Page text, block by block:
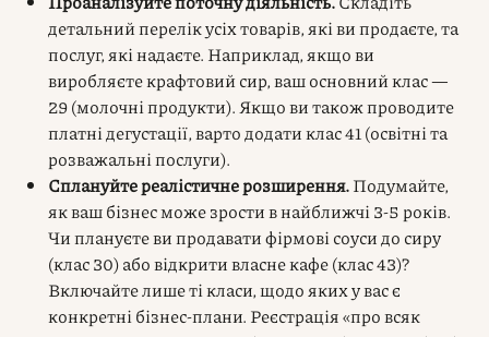
детальний перелік усіх товарів, які ви продаєте, та
послуг, які надаєте. Наприклад, якщо ви
виробляєте крафтовий сир, ваш основний клас —
29 (молочні продукти). Якщо ви також проводите
платні дегустації, варто додати клас 41 (освітні та
розважальні послуги).
Сплануйте реалістичне розширення.Подумайте,
як ваш бізнес може зрости в найближчі 3-5 років.
Чи плануєте ви продавати фірмові соуси до сиру
(клас 30) або відкрити власне кафе (клас 43)?
Включайте лише ті класи, щодо яких у вас є
конкретні бізнес-плани. Реєстрація «про всяк